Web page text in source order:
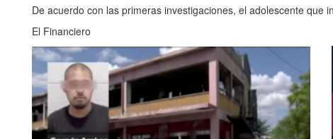
De acuerdo con las primeras investigaciones, el adolescente que
El Financiero